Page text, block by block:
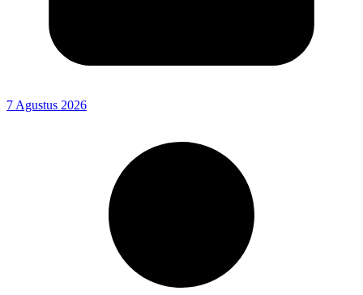
7 Agustus 2026